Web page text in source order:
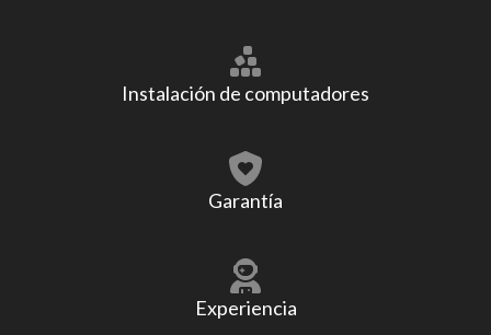
Instalación de computadores
Garantía
Experiencia